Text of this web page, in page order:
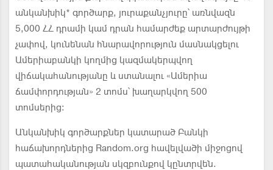
անկանխիկ* գործարք, յուրաքանչյուրը՝ առնվազն
5,000 ՀՀ դրամի կամ դրան համարժեք արտարժույթի
չափով, կունենան հնարավորություն մասնակցելու
Ամերիաբանկի կողմից կազմակերպվող
վիճակահանությանը և ստանալու «Ամերիա
ճամփորդության» 2 տոմս՝ խաղարկվող 500
տոմսերից:
Անկանխիկ գործարքներ կատարած Բանկի
հաճախորդներից Random.org հավելվածի միջոցով
պատահականության սկզբունքով կընտրվեն.